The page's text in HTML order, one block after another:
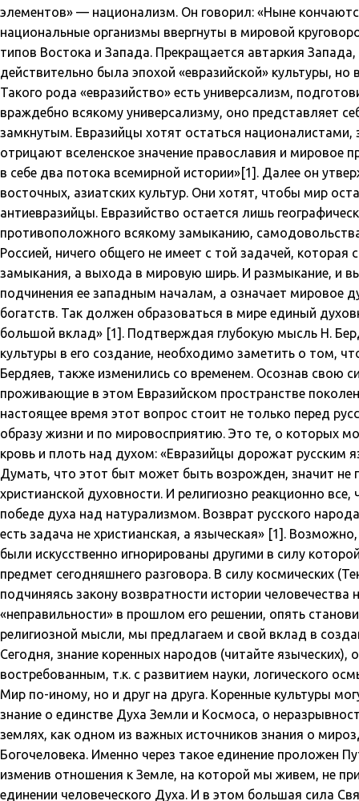
элементов» — национализм. Он говорил: «Ныне
национальные организмы ввергнуты в мировой
типов Востока и Запада. Прекращается автаркия
действительно была эпохой «евразийской» культуры,
Такого рода «евразийство» есть универсализм,
враждебно всякому универсализму, оно представляет
замкнутым. Евразийцы хотят остаться
отрицают вселенское значение православия и мировое
в себе два потока всемирной истории»[1]. Далее он
восточных, азиатских культур. Они хотят, чтобы мир
антиевразийцы. Евразийство остается лишь
противоположного всякому замыканию,
Россией, ничего общего не имеет с той задачей,
замыкания, а выхода в мировую ширь. И размыкание, и
подчинения ее западным началам, а означает мировое
богатств. Так должен образоваться в мире единый
большой вклад» [1]. Подтверждая глубокую мысль Н.
культуры в его создание, необходимо заметить о том,
Бердяев, также изменились со временем. Осознав свою
проживающие в этом Евразийском пространстве
настоящее время этот вопрос стоит не только перед
образу жизни и по мировосприятию. Это те, о которых
кровь и плоть над духом: «Евразийцы дорожат русским
Думать, что этот быт может быть возрожден, значит не
христианской духовности. И религиозно реакционно
победе духа над натурализмом. Возврат русского
есть задача не христианская, а языческая» [1].
были искусственно игнорированы другими в силу
предмет сегодняшнего разговора. В силу космических
подчиняясь закону возвратности истории
«неправильности» в прошлом его решении, опять
религиозной мысли, мы предлагаем и свой вклад в
Сегодня, знание коренных народов (читайте
востребованным, т.к. с развитием науки, логического
Мир по-иному, но и друг на друга. Коренные культуры
знание о единстве Духа Земли и Космоса, о
землях, как одном из важных источников знания о
Богочеловека. Именно через такое единение проложен
изменив отношения к Земле, на которой мы живем, не
единении человеческого Духа. И в этом большая сила